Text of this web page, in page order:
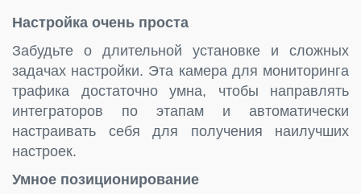
Настройка очень проста
Забудьте о длительной установке и сложных
задачах настройки. Эта камера для мониторинга
трафика достаточно умна, чтобы направлять
интеграторов по этапам и автоматически
настраивать себя для получения наилучших
настроек.
Умное позиционирование